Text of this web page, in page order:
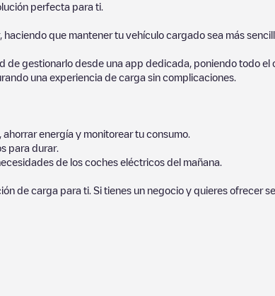
perfecta para ti.
que mantener tu vehículo cargado sea más
gestionarlo desde una app dedicada, poniendo todo el
una experiencia de carga sin complicaciones.
energía y monitorear tu consumo.
para durar.
de los coches eléctricos del mañana.
de carga para ti. Si tienes un negocio y quieres ofrecer